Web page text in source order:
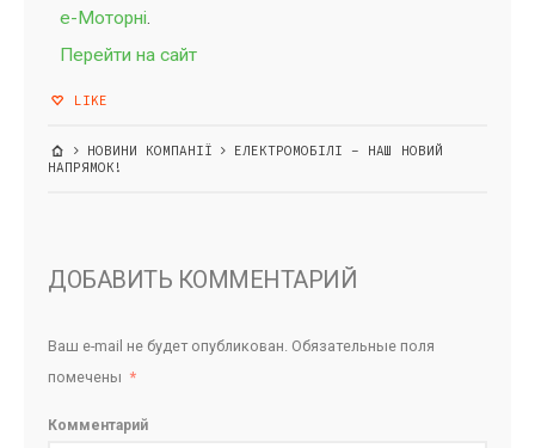
е-Моторні.
Перейти на сайт
LIKE
НОВИНИ КОМПАНІЇ
ЕЛЕКТРОМОБІЛІ – НАШ НОВИЙ
НАПРЯМОК!
ДОБАВИТЬ КОММЕНТАРИЙ
Ваш e-mail не будет опубликован. Обязательные поля
помечены *
Комментарий